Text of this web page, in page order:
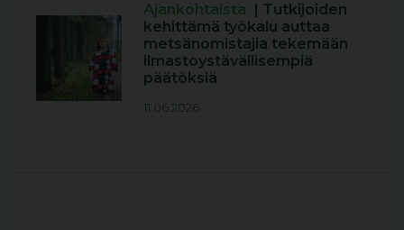
Ajankohtaista | Tutkijoiden
kehittämä työkalu auttaa
metsänomistajia tekemään
ilmastoystävällisempiä
päätöksiä
11.06.2026